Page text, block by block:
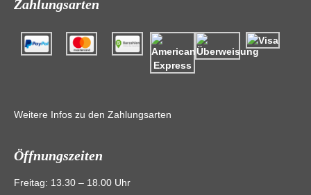
Zahlungsarten
Weitere Infos zu den Zahlungsarten
Öffnungszeiten
Freitag: 13.30 – 18.00 Uhr